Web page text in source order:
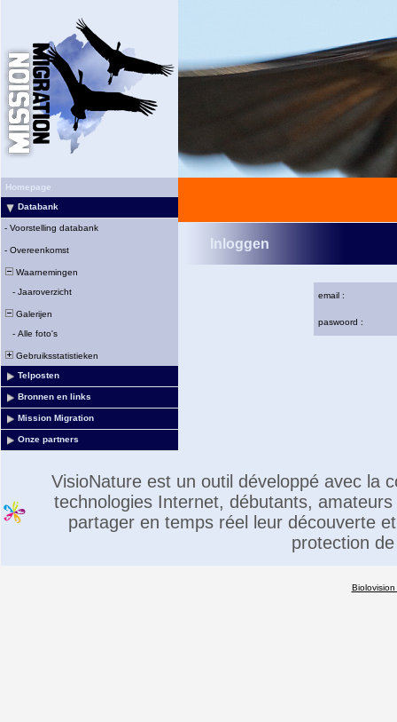
Homepage
Databank
- Voorstelling databank
- Overeenkomst
Waarnemingen
- Jaaroverzicht
Galerijen
- Alle foto's
Gebruiksstatistieken
Telposten
Bronnen en links
Mission Migration
Onze partners
Inloggen
email :
paswoord :
VisioNature est un outil développé avec la
technologies Internet, débutants,
partager en temps réel leur découverte
protection
Biolovision